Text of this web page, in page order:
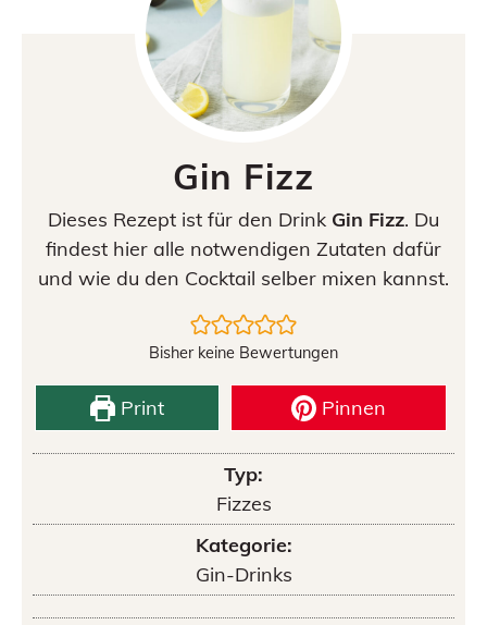
Gin Fizz
Dieses Rezept ist für den Drink Gin Fizz. Du
findest hier alle notwendigen Zutaten dafür
und wie du den Cocktail selber mixen kannst.
Bisher keine Bewertungen
Print Pinnen
Typ:
Fizzes
Kategorie:
Gin-Drinks